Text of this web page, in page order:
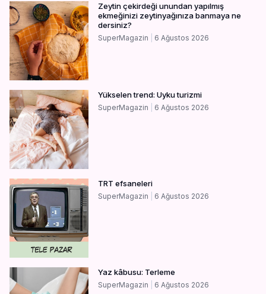
Zeytin çekirdeği unundan yapılmış
ekmeğinizi zeytinyağınıza banmaya ne
dersiniz?
SuperMagazin 6 Ağustos 2026
Yükselen trend: Uyku turizmi
SuperMagazin 6 Ağustos 2026
TRT efsaneleri
SuperMagazin 6 Ağustos 2026
Yaz kâbusu: Terleme
SuperMagazin 6 Ağustos 2026